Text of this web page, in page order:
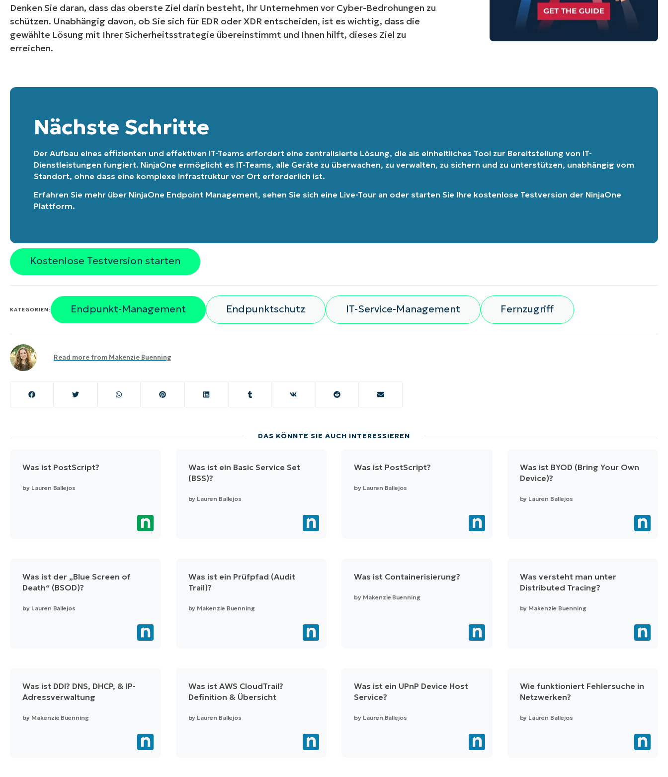
Denken Sie daran, dass das oberste Ziel darin besteht, Ihr Unternehmen vor Cyber-Bedrohungen zu
schützen. Unabhängig davon, ob Sie sich für EDR oder XDR entscheiden, ist es wichtig, dass die
gewählte Lösung mit Ihrer Sicherheitsstrategie übereinstimmt und Ihnen hilft, dieses Ziel zu
erreichen.
Nächste Schritte
Der Aufbau eines effizienten und effektiven IT-Teams erfordert eine zentralisierte Lösung, die als einheitliches Tool zur Bereitstellung von IT-
Dienstleistungen fungiert. NinjaOne ermöglicht es IT-Teams, alle Geräte zu überwachen, zu verwalten, zu sichern und zu unterstützen, unabhängig vom
Standort, ohne dass eine komplexe Infrastruktur vor Ort erforderlich ist.
Erfahren Sie mehr über NinjaOne Endpoint Management, sehen Sie sich eine Live-Tour an oder starten Sie Ihre kostenlose Testversion der NinjaOne
Plattform.
Kostenlose Testversion starten
KATEGORIEN: Endpunkt-Management Endpunktschutz IT-Service-Management Fernzugriff
Read more from Makenzie Buenning
DAS KÖNNTE SIE AUCH INTERESSIEREN
Was ist PostScript?
by Lauren Ballejos
Was ist ein Basic Service Set
(BSS)?
by Lauren Ballejos
Was ist PostScript?
by Lauren Ballejos
Was ist BYOD (Bring Your Own
Device)?
by Lauren Ballejos
Was ist der „Blue Screen of
Death“ (BSOD)?
by Lauren Ballejos
Was ist ein Prüfpfad (Audit
Trail)?
by Makenzie Buenning
Was ist Containerisierung?
by Makenzie Buenning
Was versteht man unter
Distributed Tracing?
by Makenzie Buenning
Was ist DDI? DNS, DHCP, & IP-
Adressverwaltung
by Makenzie Buenning
Was ist AWS CloudTrail?
Definition & Übersicht
by Lauren Ballejos
Was ist ein UPnP Device Host
Service?
by Lauren Ballejos
Wie funktioniert Fehlersuche in
Netzwerken?
by Lauren Ballejos
Starten Sie Ihre 14-tägige Testversion
Keine Kreditkarte erforderlich, voller Zugriff auf alle Funktionen
First
and
Company
name*